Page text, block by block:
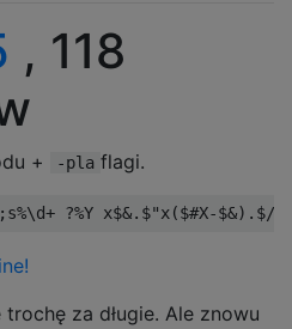
, 118
+ -pla flagi.
; s%\d+ ?%Y x$&. $"x($#X-$&).$/
za długie. Ale znowu